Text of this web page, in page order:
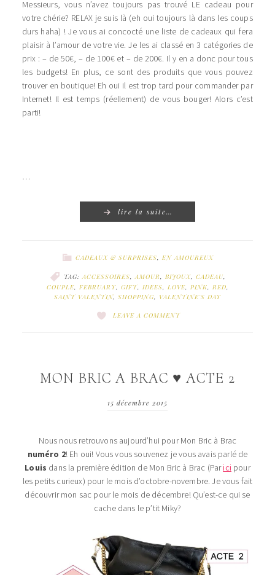
Messieurs, vous n’avez toujours pas trouvé LE cadeau pour
votre chérie? RELAX je suis là (eh oui toujours là dans les coups
durs haha) ! Je vous ai concocté une liste de cadeaux qui fera
plaisir à l’amour de votre vie. Je les ai classé en 3 catégories de
prix : – de 50€, – de 100€ et – de 200€. Il y en a donc pour tous
les budgets! En plus, ce sont des produits que vous pouvez
trouver en boutique! Eh oui il est trop tard pour commander par
Internet! Il est temps (réellement) de vous bouger! Alors c’est
parti!
…
lire la suite…
CADEAUX & SURPRISES, EN AMOUREUX
TAG:ACCESSOIRES,AMOUR, BIJOUX, CADEAU,
COUPLE, FEBRUARY, GIFT, IDEES, LOVE, PINK, RED,
SAINT VALENTIN, SHOPPING, VALENTINE'S DAY
LEAVE A COMMENT
MON BRIC A BRAC ♥ ACTE 2
15 décembre 2015
Nous nous retrouvons aujourd’hui pour Mon Bric à Brac
numéro 2! Eh oui! Vous vous souvenez je vous avais parlé de
Louis dans la première édition de Mon Bric à Brac (Parici pour
les petits curieux) pour le mois d’octobre-novembre. Je vous fait
découvrir mon sac pour le mois de décembre! Qu’est-ce qui se
cache dans le p’tit Miky?